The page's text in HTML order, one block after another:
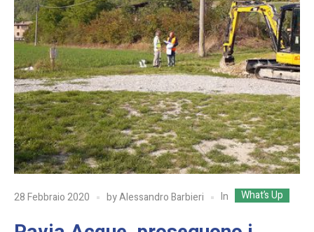
28 Febbraio 2020 byAlessandro Barbieri In What’s Up